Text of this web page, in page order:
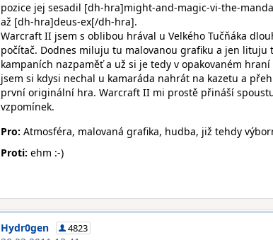
pozice jej sesadil [dh-hra]might-and-magic-vi-the-
až [dh-hra]deus-ex[/dh-hra].
Warcraft II jsem s oblibou hrával u Velkého Tučňáka
počítač. Dodnes miluju tu malovanou grafiku a jen lituju
kampaních nazpaměť a už si je tedy v opakovaném
jsem si kdysi nechal u kamaráda nahrát na kazetu a
první originální hra. Warcraft II mi prostě přináší
vzpomínek.
Pro: Atmosféra, malovaná grafika, hudba, již tehdy
Proti: ehm :-)
Hydr0gen 4823